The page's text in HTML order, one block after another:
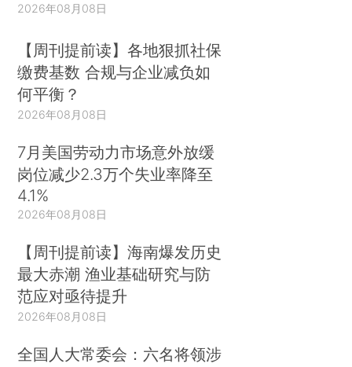
2026年08月08日
【周刊提前读】各地狠抓社保
缴费基数 合规与企业减负如
何平衡？
2026年08月08日
7月美国劳动力市场意外放缓
岗位减少2.3万个失业率降至
4.1%
2026年08月08日
【周刊提前读】海南爆发历史
最大赤潮 渔业基础研究与防
范应对亟待提升
2026年08月08日
全国人大常委会：六名将领涉